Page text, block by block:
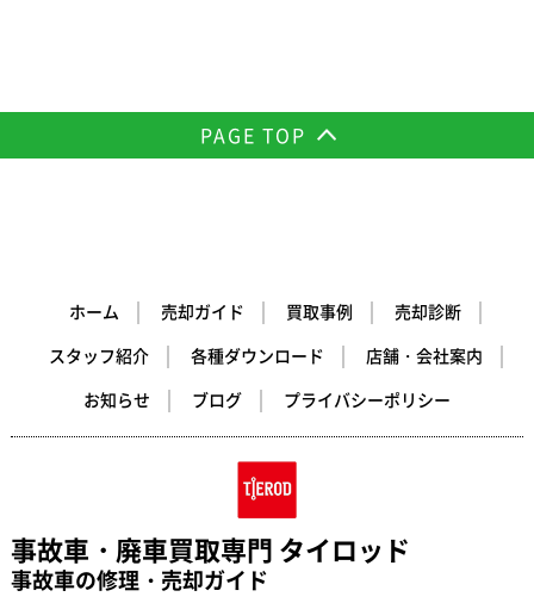
PAGE TOP
ホーム 売却ガイド 買取事例
売却診断
スタッフ紹介
各種ダウンロード
店舗・会社案内
お知らせ
ブログ プライバシーポリシー
事故車・廃車買取専門 タイロッド
事故車の修理・売却ガイド